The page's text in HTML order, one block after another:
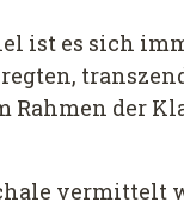
ist es sich
der
vermittelt